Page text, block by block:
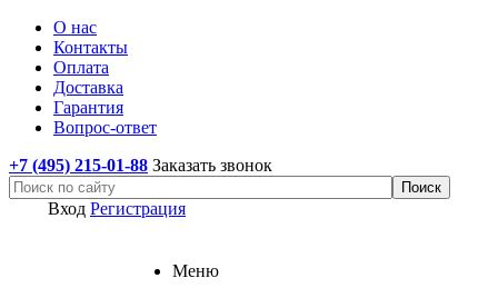
О нас
Контакты
Оплата
Доставка
Гарантия
Вопрос-ответ
+7 (495) 215-01-88 Заказать звонок
Вход Регистрация
Меню